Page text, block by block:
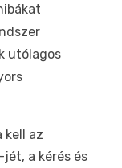
utólagos
kell az
a kérés és